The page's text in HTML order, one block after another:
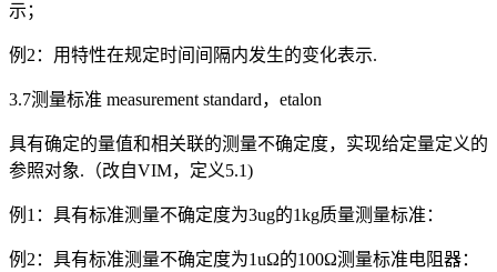
示；
例2：用特性在规定时间间隔内发生的变化表示.
3.7测量标准 measurement standard，etalon
具有确定的量值和相关联的测量不确定度，实现给定量定义的
参照对象.（改自VIM，定义5.1)
例1：具有标准测量不确定度为3ug的1kg质量测量标准：
例2：具有标准测量不确定度为1uΩ的100Ω测量标准电阻器：